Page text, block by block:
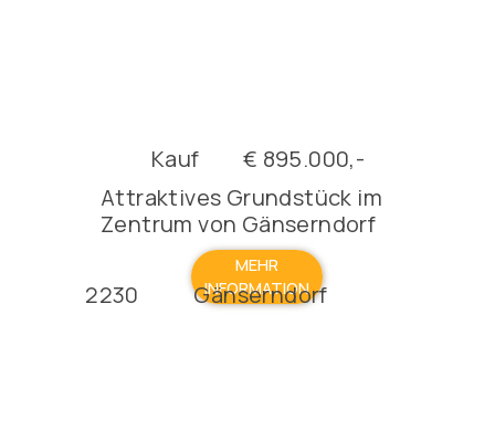
Kauf € 895.000,-
MEHR
INFORMATION
Attraktives Grundstück im
Zentrum von Gänserndorf
2230 Gänserndorf